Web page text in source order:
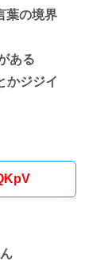
葉の境界
ある
かジジイ